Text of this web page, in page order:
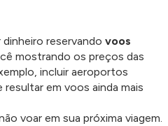
reservando voos
mostrando os preços das
incluir aeroportos
em voos ainda mais
voar em sua próxima viagem.